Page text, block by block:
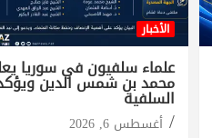
الأخبار
علماء سلفيون في سوريا
محمد بن شمس الدين
السلفية
أغسطس 6, 2026